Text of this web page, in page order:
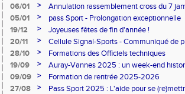
06/01
>
Annulation rassemblement cross du 7
05/01
>
pass Sport - Prolongation exceptionnelle
19/12
>
Joyeuses fêtes de fin d'année !
20/11
>
Cellule Signal-Sports - Communiqué de
Sports
28/10 >
Formations des Officiels techniques
19/09
>
Auray-Vannes 2025 : un week-end
marathon breton
09/09 >
Formation de rentrée 2025-2026
27/08
>
Pass Sport 2025 : L'aide pour se